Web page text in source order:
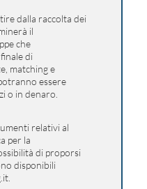
dalla raccolta dei
il
che
di
matching e
essere
o in denaro.
relativi al
per la
di proporsi
disponibili